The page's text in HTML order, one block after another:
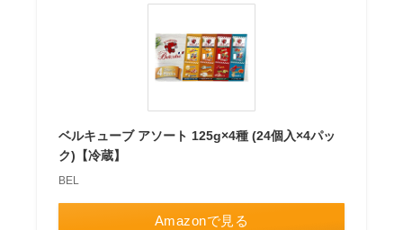
ベルキューブ アソート 125g×4種 (24個入×4パッ
ク)【冷蔵】
BEL
Amazonで見る